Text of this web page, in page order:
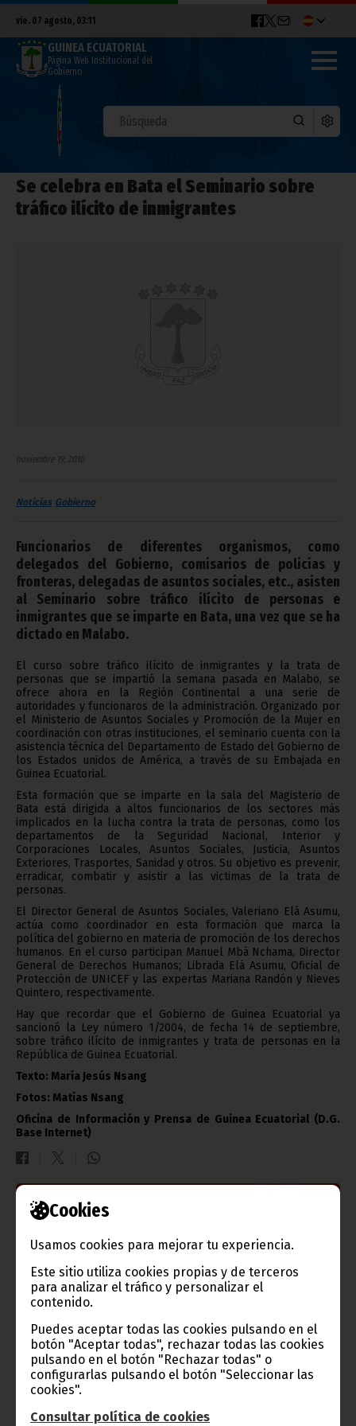
Cookies
Usamos cookies para mejorar tu experiencia.
Este sitio utiliza cookies propias y de terceros
para analizar el tráfico y personalizar el
contenido.
Puedes aceptar todas las cookies pulsando en el
botón "Aceptar todas", rechazar todas las cookies
pulsando en el botón "Rechazar todas" o
configurarlas pulsando el botón "Seleccionar las
cookies".
Consultar política de cookies
vie. 07 agosto, 03:11
GUINEA ECUATORIAL
Página Web Institucional del
Gobierno
Se celebra en Bata el Seminario sobre
tráfico ilícito de inmigrantes
noviembre 19, 2010
Noticias Gobierno
Funcionarios de diferentes organismos, como
delegados del Gobierno, comisarios de policías y
fronteras, delegadas de asuntos sociales, etc., asisten
al Seminario sobre tráfico ilícito de personas e
inmigrantes que se imparte en Bata, una vez que se ha
dictado en Malabo.
El curso sobre tráfico ilícito de inmigrantes y la trata de
personas que se impartió la semana pasada en Malabo, se
ofrece ahora en la Región Continental a una serie de
autoridades y funcionaros de la administración. Organizado por
el Ministerio de Asuntos Sociales y Promoción de la Mujer en
coordinación con otras instituciones, el seminario cuenta con la
asistencia técnica del Departamento de Estado del Gobierno de
los Estados unidos de América, a través de su Embajada en
Guinea Ecuatorial.
Esta formación que se imparte en la sala del Magisterio de
Bata está dirigida a altos funcionarios de los sectores más
implicados en la lucha contra la trata de personas, como los
departamentos de la Seguridad Nacional, Interior y
Corporaciones Locales, Asuntos Sociales, Justicia, Asuntos
Exteriores, Trasportes, Sanidad y otros. Su objetivo es prevenir,
erradicar, combatir y asistir a las victimas de la trata de
personas.
El Director General de Asuntos Sociales, Valeriano Elá Asumu,
actúa como coordinador en esta formación que marca la
política del gobierno en materia de promoción de los derechos
humanos. En el curso participan Manuel Mbá Nchama, Director
General de Derechos Humanos; Librada Elá Asumu, Oficial de
Protección de UNICEF y las expertas Mariana Randón y Nieves
Quintero, respectivamente.
Hay que recordar que el Gobierno de Guinea Ecuatorial ya
sancionó la Ley número 1/2004, de fecha 14 de septiembre,
sobre tráfico ilícito de inmigrantes y trata de personas en la
República de Guinea Ecuatorial.
Texto: María Jesús Nsang
Fotos: Matías Nsang
Oficina de Información y Prensa de Guinea Ecuatorial (D.G.
Base Internet)
Gobierno e Instituciones
Información de Guinea Ecuatorial
TVGE